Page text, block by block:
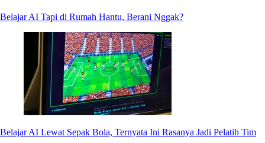
Belajar AI Tapi di Rumah Hantu, Berani Nggak?
Belajar AI Lewat Sepak Bola, Ternyata Ini Rasanya Jadi Pelatih Tim